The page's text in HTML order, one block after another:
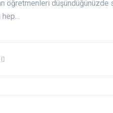
öğretmenleri düşündüğünüzde